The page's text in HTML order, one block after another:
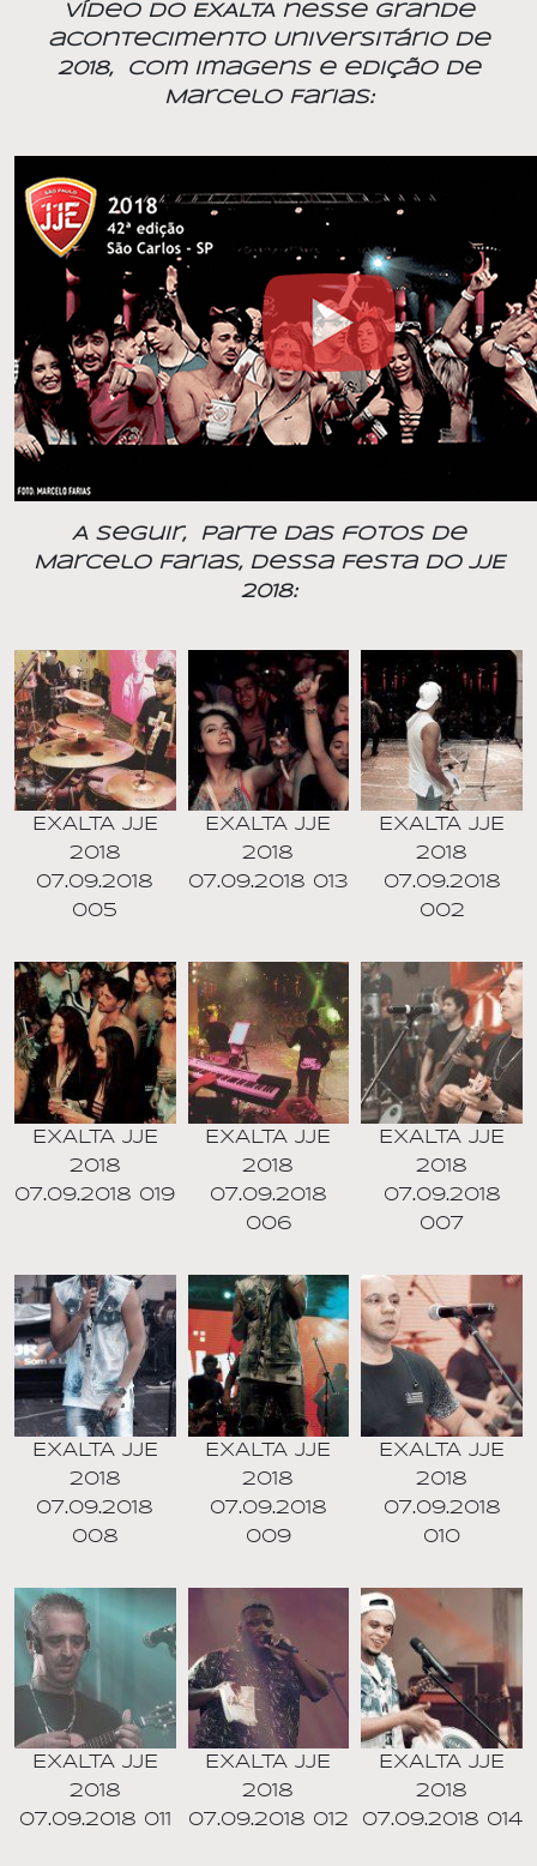
vídeo do EXALTA nesse grande
acontecimento Universitário de
2018,
com imagens e edição de
Marcelo Farias:
A seguir, parte das fotos de
Marcelo Farias, dessa Festa do JJE
2018:
EXALTA JJE
2018
07.09.2018
005
EXALTA JJE
2018
07.09.2018 013
EXALTA JJE
2018
07.09.2018
002
EXALTA JJE
2018
07.09.2018 019
EXALTA JJE
2018
07.09.2018
006
EXALTA JJE
2018
07.09.2018
007
EXALTA JJE
2018
07.09.2018
008
EXALTA JJE
2018
07.09.2018
009
EXALTA JJE
2018
07.09.2018
010
EXALTA JJE
2018
07.09.2018 011
EXALTA JJE
2018
07.09.2018 012
EXALTA JJE
2018
07.09.2018 014